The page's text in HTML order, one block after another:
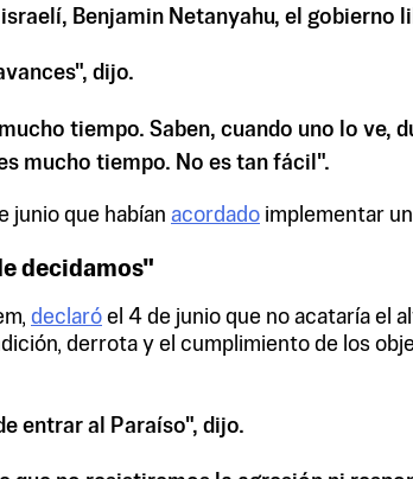
Benjamin Netanyahu, el gobierno
dijo.
tiempo. Saben, cuando uno lo ve,
mucho tiempo. No es tan fácil".
junio que habían acordado implementar
decidamos"
declaró el 4 de junio que no acataría el
derrota y el cumplimiento de los
entrar al Paraíso", dijo.